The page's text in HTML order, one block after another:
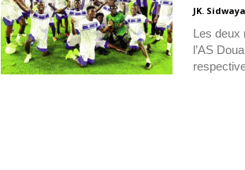
JK. Sidwaya
Les deux
l’AS